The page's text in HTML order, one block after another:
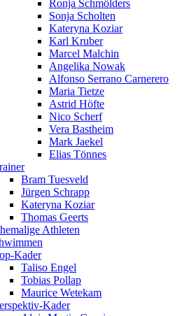
Ronja Schmölders
Sonja Scholten
Kateryna Koziar
Karl Kruber
Marcel Malchin
Angelika Nowak
Alfonso Serrano Carnerero
Maria Tietze
Astrid Höfte
Nico Scherf
Vera Bastheim
Mark Jaekel
Elias Tönnes
Bram Tuesveld
Jürgen Schrapp
Kateryna Koziar
Thomas Geerts
Athleten
Kader
Taliso Engel
Tobias Pollap
Maurice Wetekam
Kader